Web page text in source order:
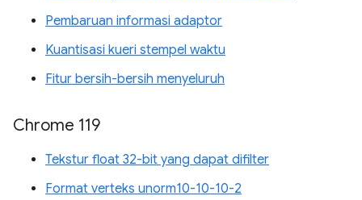
Pembaruan informasi adaptor
Kuantisasi kueri stempel waktu
Fitur bersih-bersih menyeluruh
Chrome 119
Tekstur float 32-bit yang dapat difilter
Format verteks unorm10-10-10-2